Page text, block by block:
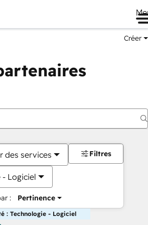
Créer
des services
- Logiciel
: Pertinence
Filtres
: Technologie - Logiciel